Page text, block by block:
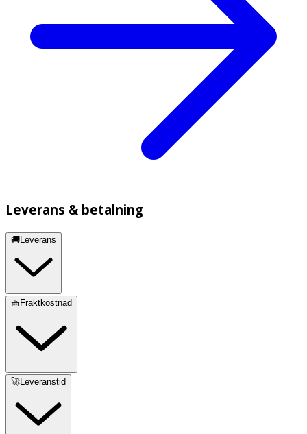
Leverans & betalning
🚚Leverans
🧺Fraktkostnad
🚀Leveranstid